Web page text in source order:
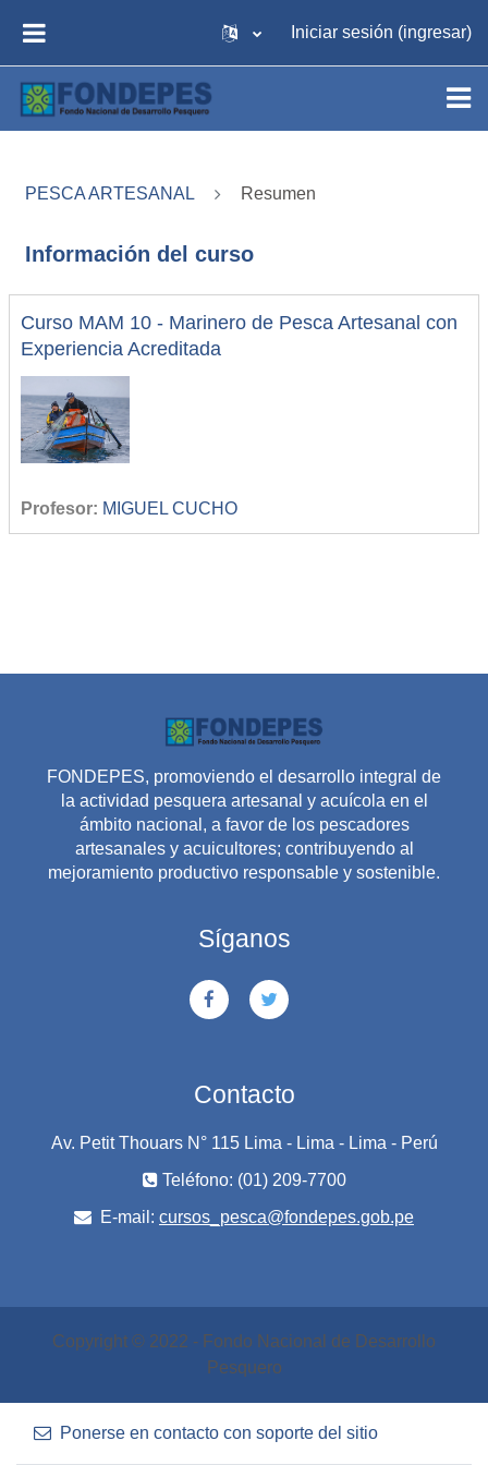
Iniciar sesión (ingresar)
PESCA ARTESANAL Resumen
Información del curso
Curso MAM 10 - Marinero de Pesca Artesanal con
Experiencia Acreditada
Profesor: MIGUEL CUCHO
FONDEPES, promoviendo el desarrollo integral de
la actividad pesquera artesanal y acuícola en el
ámbito nacional, a favor de los pescadores
artesanales y acuicultores; contribuyendo al
mejoramiento productivo responsable y sostenible.
Síganos
Contacto
Av. Petit Thouars N° 115 Lima - Lima - Lima - Perú
Teléfono: (01) 209-7700
E-mail: cursos_pesca@fondepes.gob.pe
Copyright © 2022 - Fondo Nacional de Desarrollo
Pesquero
Ponerse en contacto con soporte del sitio